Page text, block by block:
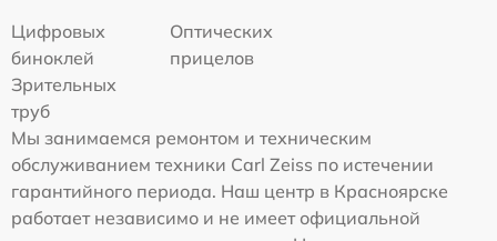
Цифровых
биноклей
Оптических
прицелов
Зрительных
труб
Мы занимаемся ремонтом и техническим
обслуживанием техники Carl Zeiss по истечении
гарантийного периода. Наш центр в Красноярске
работает независимо и не имеет официальной